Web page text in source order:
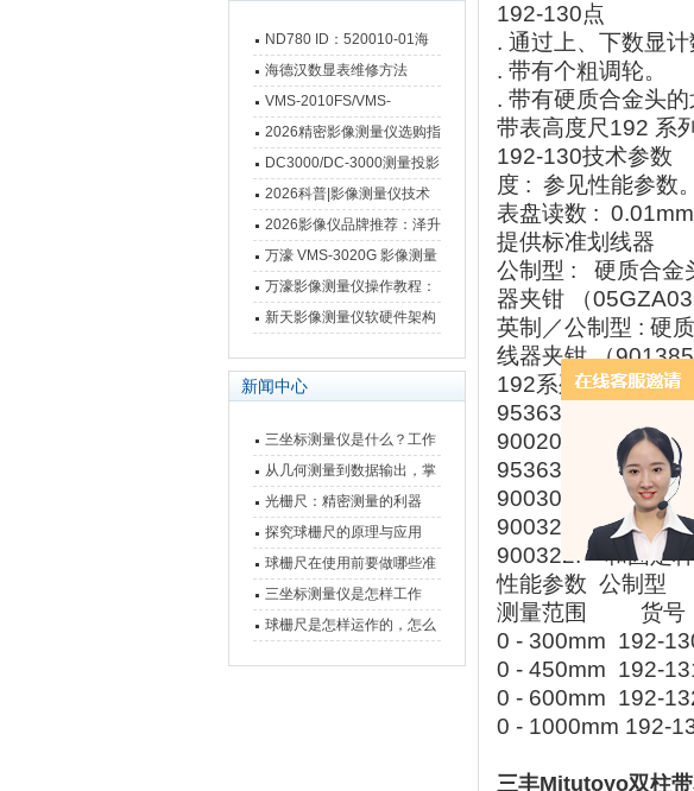
ND780 ID：520010-01海
德汉数显表故障维修内容
海德汉数显表维修方法
VMS-2010FS/VMS-
3020FS/VMS-4030FS手动
影像测量仪技术参数
2026精密影像测量仪选购指
南 靠谱品牌一站式选型推荐
DC3000/DC-3000测量投影
仪万濠数据处理器数显表故
障维修方法
2026科普|影像测量仪技术
原理、分类及选型应用
2026影像仪品牌推荐：泽升
影像测量仪选型指南
万濠 VMS-3020G 影像测量
仪技术规格与应用解析
万濠影像测量仪操作教程：
从开机到出报告，新手也能
新天影像测量仪软硬件架构
新闻中心
三坐标测量仪是什么？工作
原理、分类与核心功能一次
讲清
从几何测量到数据输出，掌
握万濠影像测量仪的六大核
心能力
光栅尺：精密测量的利器
探究球栅尺的原理与应用
球栅尺在使用前要做哪些准
备工作？
三坐标测量仪是怎样工作
的，功能有什么优势？
球栅尺是怎样运作的，怎么
192-130点
. 通过上、下数显
. 带有个粗调轮。
. 带有硬质合金头的
带表高度尺192 系
192-130技术参数
度 : 参见性能参数。
表盘读数 :
提供标准划线器
公制型 : 硬质合金
器夹钳 （
英制／公制型 : 硬
线器夹钳 （
192系列高度尺选件
953638: 杠杆千分
900209: 杠杆千分
953639: 杠杆千分
900306: 杠杆千分
900321: 和固定杆
900322: 和固定杆
性能参数 公制型
测量范围 货
0 - 300mm 192-
0 - 450mm 192-
0 - 600mm 192-
0 - 1000mm 192-
三丰Mitutoyo双柱带